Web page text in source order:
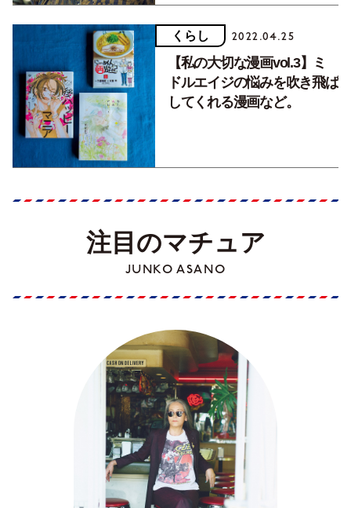
くらし 2022.04.25
【私の大切な漫画vol.3】ミ
ドルエイジの悩みを吹き飛ば
してくれる漫画など。
注目のマチュア
JUNKO ASANO